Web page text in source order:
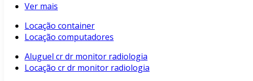
Ver mais
Locação container
Locação computadores
Aluguel cr dr monitor radiologia
Locação cr dr monitor radiologia